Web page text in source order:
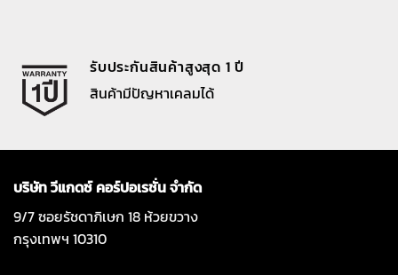
รับประกันสินค้าสูงสุด 1 ปี
สินค้ามีปัญหาเคลมได้
บริษัท วีแกดซ์ คอร์ปอเรชั่น จำกัด
9/7 ซอยรัชดาภิเษก 18 ห้วยขวาง
กรุงเทพฯ 10310